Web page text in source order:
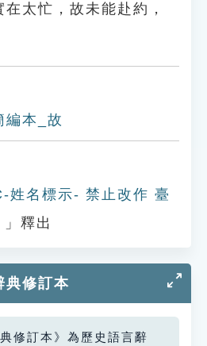
在太忙，故未能赴約，
編本_故
姓名標示- 禁止改作 臺
」釋出
典修訂本
修訂本》為歷史語言辭